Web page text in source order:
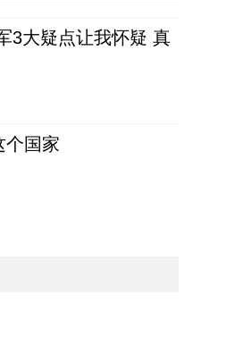
3大疑点让我怀疑 真
个国家